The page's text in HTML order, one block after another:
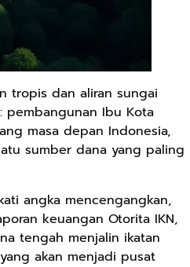
tropis dan aliran sungai
pembangunan Ibu Kota
masa depan Indonesia,
sumber dana yang paling
angka mencengangkan,
keuangan Otorita IKN,
tengah menjalin ikatan
akan menjadi pusat